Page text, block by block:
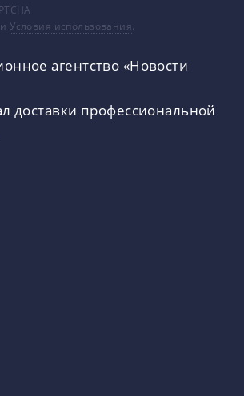
иУсловия использования.
агентство «Новости
доставки профессиональной